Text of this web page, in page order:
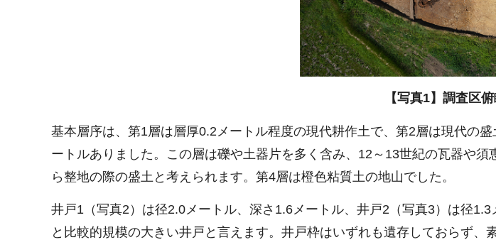
【写真1】調査区
基本層序は、第1層は層厚0.2メートル程度の現代耕作土で、第2層は現代の
ートルありました。この層は礫や土器片を多く含み、12～13世紀の瓦器や
ら整地の際の盛土と考えられます。第4層は橙色粘質土の地山でした。
井戸1（写真2）は径2.0メートル、深さ1.6メートル、井戸2（写真3）は径
と比較的規模の大きい井戸と言えます。井戸枠はいずれも遺存しておらず、